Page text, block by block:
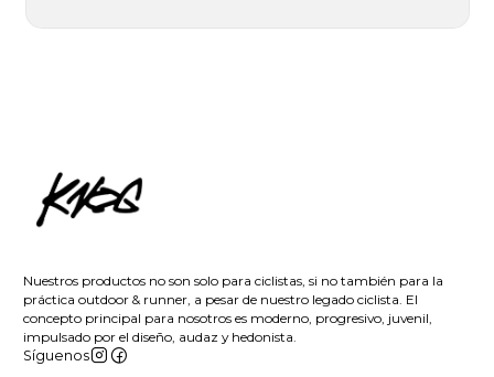
Nuestros productos no son solo para ciclistas, si no también para la
práctica outdoor & runner, a pesar de nuestro legado ciclista. El
concepto principal para nosotros es moderno, progresivo, juvenil,
impulsado por el diseño, audaz y hedonista.
Síguenos